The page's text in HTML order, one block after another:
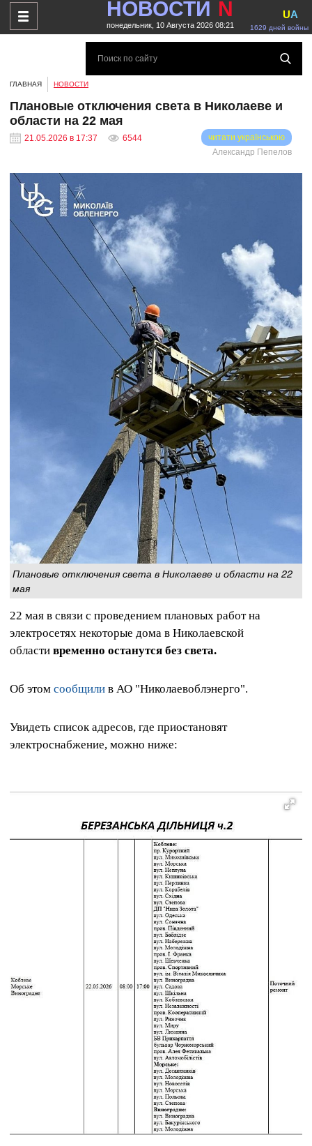
НОВОСТИ N
понедельник, 10 Августа 2026 08:21 1629 дней войны
UA
ГЛАВНАЯ НОВОСТИ
Плановые отключения света в Николаеве и
области на 22 мая
21.05.2026 в 17:37 6544
читати українською
Александр Пепелов
Плановые отключения света в Николаеве и области на 22
мая
22 мая в связи с проведением плановых работ на
электросетях некоторые дома в Николаевской
области временно останутся без света.
Об этом сообщили в АО "Николаевоблэнерго".
Увидеть список адресов, где приостановят
электроснабжение, можно ниже: